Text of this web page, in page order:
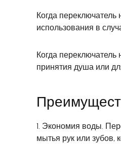
Когда
использования в
Когда
принятия душа или
1. Экономия воды.
мытья рук или зубов,